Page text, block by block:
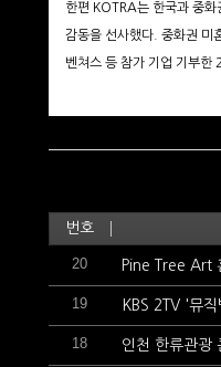
한편 KOTRA는 한국과 중화
감동을 선사했다. 중화권 미
벤쳐스 등 참가 기업 기부한
번호
20 Pine Tree Art
19 KBS 2TV '뮤
18 인천 한류관광